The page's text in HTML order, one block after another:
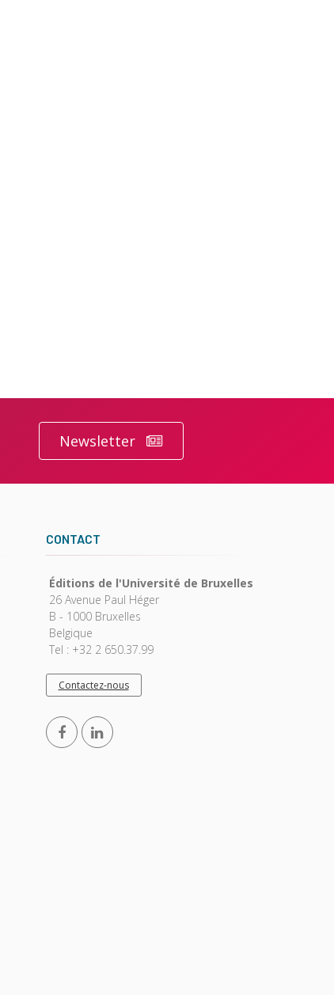
Newsletter
CONTACT
Éditions de l'Université de Bruxelles
26 Avenue Paul Héger
B - 1000 Bruxelles
Belgique
Tel : +32 2 650.37.99
Contactez-nous